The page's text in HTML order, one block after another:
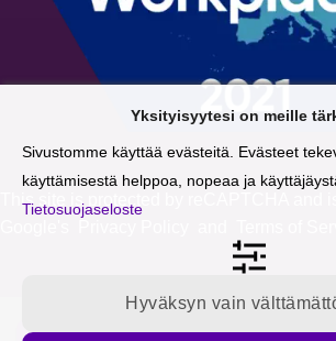
This site is protected by reCAPTCHA and
Yksityisyytesi on meille
Sivustomme käyttää evästeitä. Evästeet
käyttämisestä helppoa, nopeaa ja
Tietosuojaseloste
Hyväksyn vain